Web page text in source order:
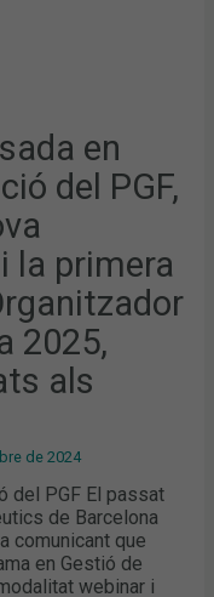
en
del PGF,
la primera
2025,
als
de 2024
del PGF El passat
de Barcelona
comunicant que
en Gestió de
webinar i